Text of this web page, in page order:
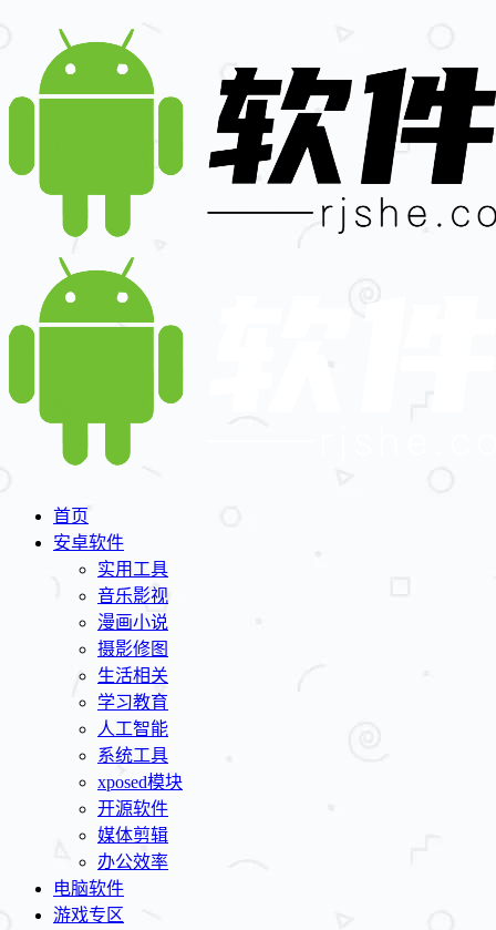
首页
安卓软件
实用工具
音乐影视
漫画小说
摄影修图
生活相关
学习教育
人工智能
系统工具
xposed模块
开源软件
媒体剪辑
办公效率
电脑软件
游戏专区